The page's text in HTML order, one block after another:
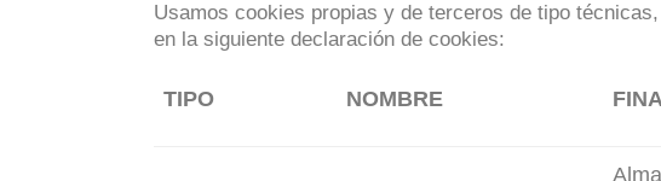
Usamos cookies propias y de terceros de tipo
en la siguiente declaración de cookies:
TIPO NOMBRE